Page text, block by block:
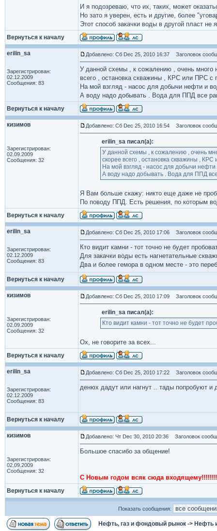
И я подозреваю, что их, таких, может
Но зато я уверен, есть и другие, более
Этот способ закачки воды в другой пласт
Вернуться к началу
erilin_sa
Зарегистрирован:
02.12.2009
Сообщения: 83
Добавлено: Сб Dec 25, 2010 16:37 Заголовок
У данной схемы , к сожалению , очень много
всего , остановка скважины , КРС или ПРС с
На мой взгляд - насос для добычи нефти и
А воду надо добывать . Вода для ППД все
Вернуться к началу
кизимов
Зарегистрирован:
02.09.2009
Сообщения: 32
Добавлено: Сб Dec 25, 2010 16:54 Заголовок
erilin_sa писал(а):
У данной схемы , к сожалению , очень
скорее всего , остановка скважины ,
На мой взгляд - насос для добычи
А воду надо добывать . Вода для ППД
Я Вам больше скажу: никто еще даже не
По поводу ППД. Есть решения, по которым
Вернуться к началу
erilin_sa
Зарегистрирован:
02.12.2009
Сообщения: 83
Добавлено: Сб Dec 25, 2010 17:06 Заголовок
Кто видит камни - тот точно не будет
Для закачки воды есть нагнетательные
Два и более гемора в одном месте - это
Вернуться к началу
кизимов
Зарегистрирован:
02.09.2009
Сообщения: 32
Добавлено: Сб Dec 25, 2010 17:09 Заголовок
erilin_sa писал(а):
Кто видит камни - тот точно не будет
Ох, не говорите за всех...
Вернуться к началу
erilin_sa
Зарегистрирован:
02.12.2009
Сообщения: 83
Добавлено: Сб Dec 25, 2010 17:22 Заголовок
денюх дадут или нагнут .. тады попробуют и
Вернуться к началу
кизимов
Зарегистрирован:
02.09.2009
Сообщения: 32
Добавлено: Чт Dec 30, 2010 20:36 Заголовок
Большое спасибо за общение!
С Новым годом всяк сюда входящему!!!!!!!!
Вернуться к началу
Показать сообщения:
Нефть, газ и фондовый рынок -> Нефть